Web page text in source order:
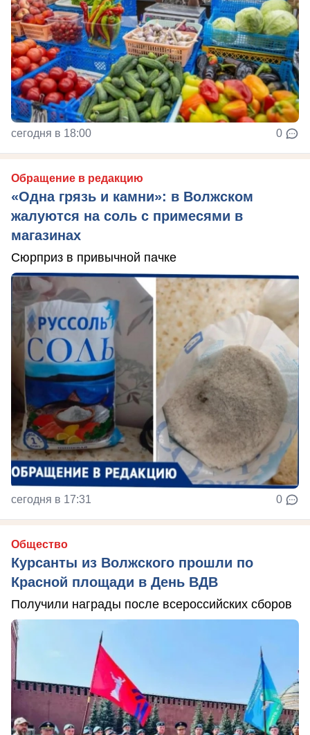
сегодня в 18:00 0
Обращение в редакцию
«Одна грязь и камни»: в Волжском
жалуются на соль с примесями в
магазинах
Сюрприз в привычной пачке
сегодня в 17:31 0
Общество
Курсанты из Волжского прошли по
Красной площади в День ВДВ
Получили награды после всероссийских сборов